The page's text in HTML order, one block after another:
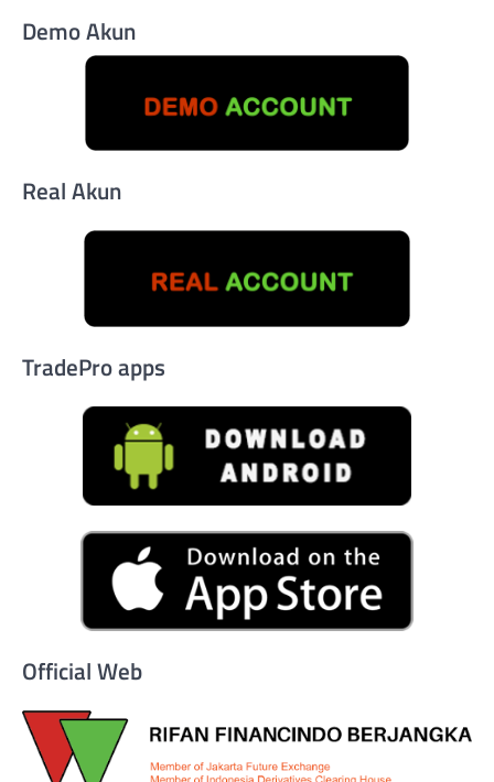
Demo Akun
Real Akun
TradePro apps
Official Web